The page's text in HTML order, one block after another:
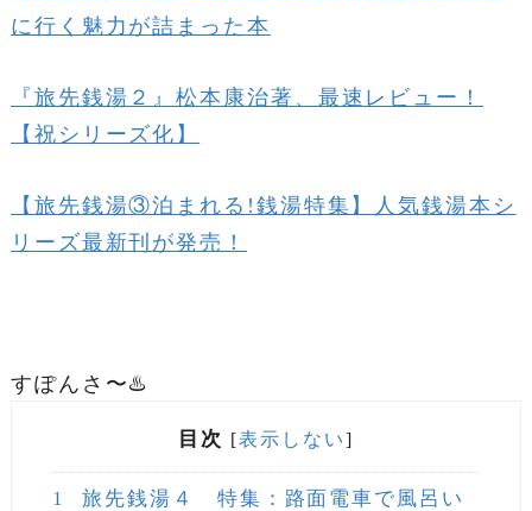
に行く魅力が詰まった本
『旅先銭湯２』松本康治著、最速レビュー！
【祝シリーズ化】
【旅先銭湯③泊まれる!銭湯特集】人気銭湯本シ
リーズ最新刊が発売！
すぽんさ〜♨️
目次 [表示しない]
1
旅先銭湯４ 特集：路面電車で風呂い